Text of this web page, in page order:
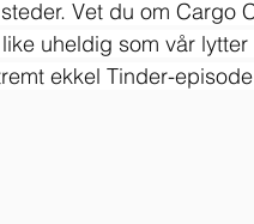
Vet du om Cargo
uheldig som vår
ekkel Tinder-